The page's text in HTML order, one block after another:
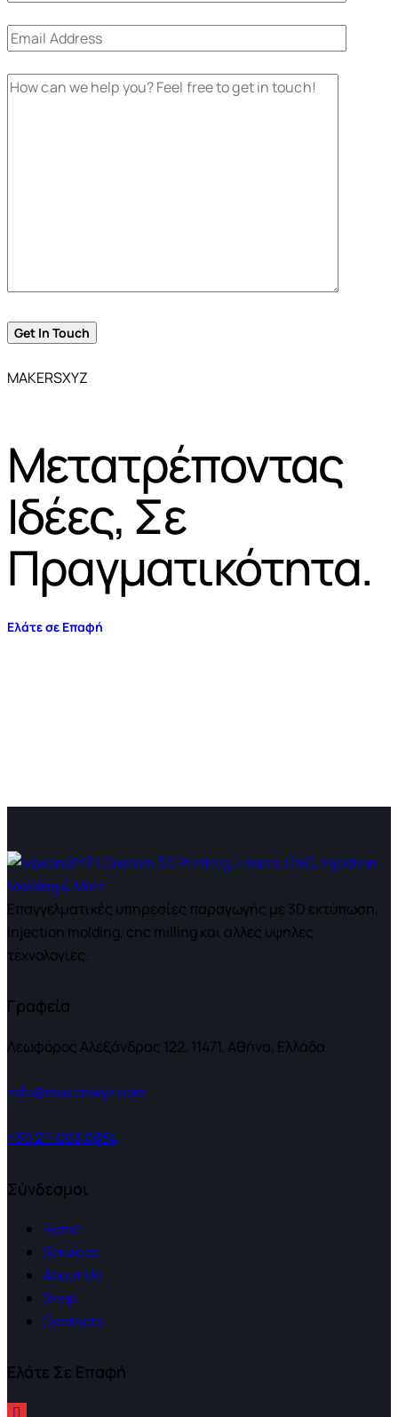
MAKERSXYZ
Μετατρέποντας
Ιδέες, Σε
Πραγματικότητα.
Ελάτε σε Επαφή
Επαγγελματικές υπηρεσίες παραγωγής με 3D εκτύπωση,
injection molding, cnc milling και αλλες υψηλες
τεχνολογίες.
Γραφεία
Λεωφόρος Αλεξάνδρας 122, 11471, Αθήνα, Ελλάδα
info@makersxyz.com
+30 211 003 0854
Σύνδεσμοι
Home
Services
About Us
Shop
Contacts
Ελάτε Σε Επαφή